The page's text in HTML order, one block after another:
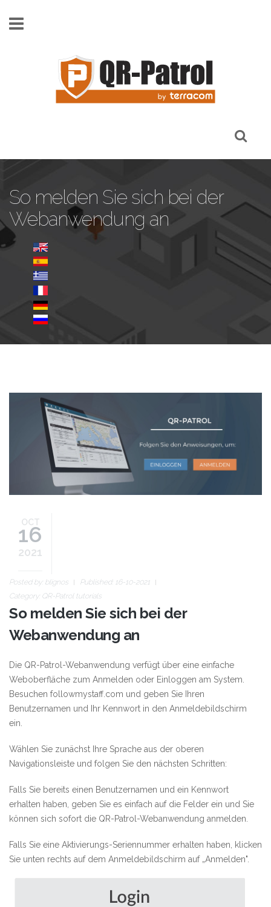
So melden Sie sich bei der
Webanwendung an
how-to-guides-de-8.jpg
OCT
16
2021
Posted by: blignos
Published: 16-10-2021
Category: QR-Patrol tutorials
So melden Sie sich bei der
Webanwendung an
Die QR-Patrol-Webanwendung verfügt über eine einfache
Weboberfläche zum Anmelden oder Einloggen am System.
Besuchen followmystaff.com und geben Sie Ihren
Benutzernamen und Ihr Kennwort in den Anmeldebildschirm
ein.
Wählen Sie zunächst Ihre Sprache aus der oberen
Navigationsleiste und folgen Sie den nächsten Schritten:
Falls Sie bereits einen Benutzernamen und ein Kennwort
erhalten haben, geben Sie es einfach auf die Felder ein und Sie
können sich sofort die QR-Patrol-Webanwendung anmelden.
Falls Sie eine Aktivierungs-Seriennummer erhalten haben, klicken
Sie unten rechts auf dem Anmeldebildschirm auf „Anmelden".